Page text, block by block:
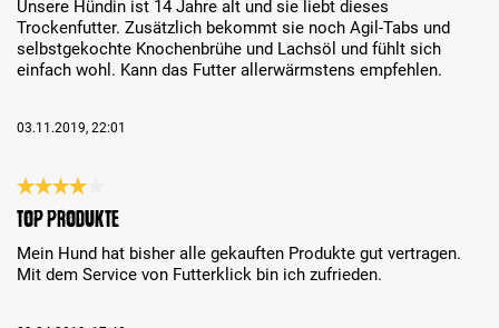
Unsere Hündin ist 14 Jahre alt und sie liebt dieses
Trockenfutter. Zusätzlich bekommt sie noch Agil-Tabs und
selbstgekochte Knochenbrühe und Lachsöl und fühlt sich
einfach wohl. Kann das Futter allerwärmstens empfehlen.
03.11.2019, 22:01
Recensione con valutazione di 4 su 5 stelle
Top Produkte
Mein Hund hat bisher alle gekauften Produkte gut vertragen.
Mit dem Service von Futterklick bin ich zufrieden.